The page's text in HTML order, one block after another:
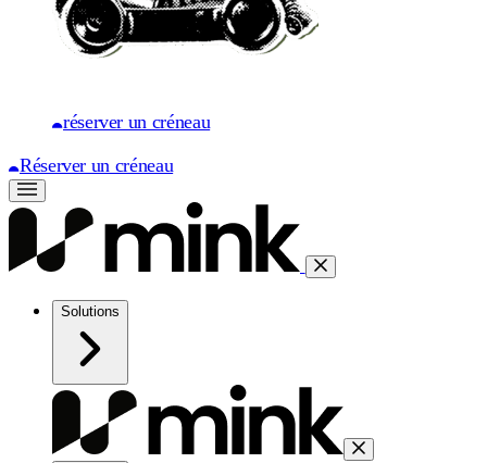
réserver un créneau
Réserver un créneau
Solutions